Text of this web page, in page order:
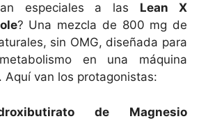
especiales a las Lean X
? Una mezcla de 800 mg de
sin OMG, diseñada para
en una máquina
Aquí van los protagonistas:
de Magnesio